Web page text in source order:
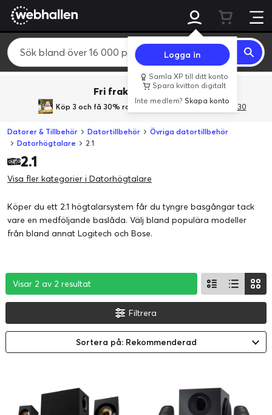
Logga in
Samla XP till ditt konto
Spara kvitton digitalt
Inte medlem?Skapa konto
Fri frakt över 800 kr.
Köp 3 och få 30% rabatt med rabattkoden 3Gives30
Datorer & Tillbehör Datortillbehör
Övriga datortillbehör
Datorhögtalare
2.1
2.1
Visa fler kategorier i Datorhögtalare
Köper du ett 2.1 högtalarsystem får du tyngre basgångar tack
vare en medföljande baslåda. Välj bland populära modeller
från bland annat Logitech och Bose.
Visar 2 av 2 resultat
Visar 2 av 2 resultat
Visar 2 av 2 resultat
Filtrera
Sortera på: Rekommenderad